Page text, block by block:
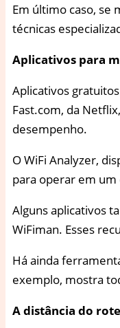
Em último caso, se
técnicas
Aplicativos para
Aplicativos
Fast.com, da
desempenho.
O WiFi Analyzer,
para operar em um
Alguns aplicativos
WiFiman. Esses
Há ainda
exemplo, mostra
A distância do